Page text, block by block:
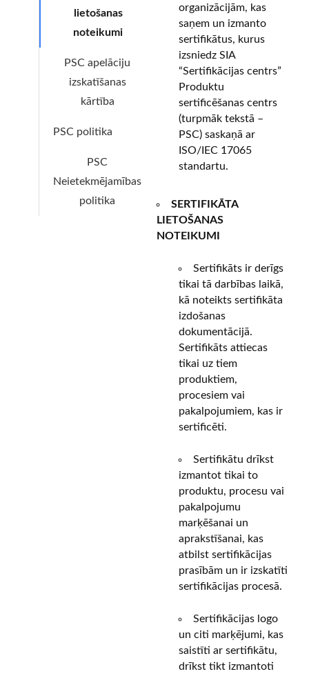
lietošanas
noteikumi
PSC apelāciju
izskatīšanas
kārtība
PSC politika
PSC
Neietekmējamības
politika
organizācijām, kas
saņem un izmanto
sertifikātus, kurus
izsniedz SIA
“Sertifikācijas centrs”
Produktu
sertificēšanas centrs
(turpmāk tekstā –
PSC) saskaņā ar
ISO/IEC 17065
standartu.
SERTIFIKĀTA
LIETOŠANAS
NOTEIKUMI
Sertifikāts ir derīgs
tikai tā darbības laikā,
kā noteikts sertifikāta
izdošanas
dokumentācijā.
Sertifikāts attiecas
tikai uz tiem
produktiem,
procesiem vai
pakalpojumiem, kas ir
sertificēti.
Sertifikātu drīkst
izmantot tikai to
produktu, procesu vai
pakalpojumu
marķēšanai un
aprakstīšanai, kas
atbilst sertifikācijas
prasībām un ir izskatīti
sertifikācijas procesā.
Sertifikācijas logo
un citi marķējumi, kas
saistīti ar sertifikātu,
drīkst tikt izmantoti